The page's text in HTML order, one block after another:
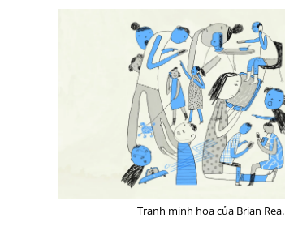
Tranh minh hoạ của Brian Rea.